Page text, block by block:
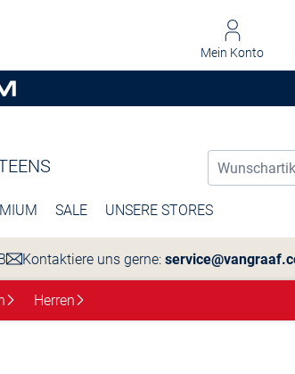
Mein Konto
SALE UNSERE STORES
Kontaktiere uns gerne:
Herren